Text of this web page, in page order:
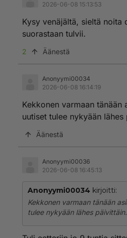
2026-06-08 15:13:53
Kysy venäjältä, sieltä noita
suorastaan tulvii.
2 Äänestä
Anonyymi00034
2026-06-08 16:14:19
Kekkonen varmaan tänään
uutiset tulee nykyään lähes
Äänestä
Anonyymi00036
2026-06-08 16:45:13
Anonyymi00034 kirjoitti:
Kekkonen varmaan tänään
tulee nykyään lähes päivittäin.